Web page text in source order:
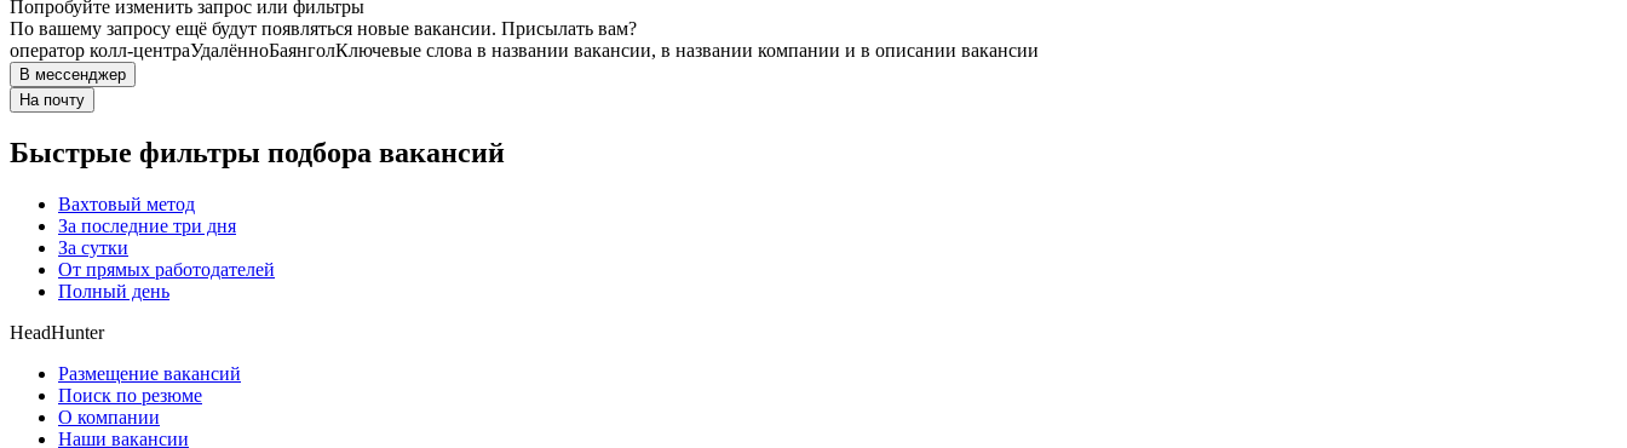
Попробуйте изменить запрос или фильтры
По вашему запросу ещё будут появляться новые вакансии. Присылать вам?
оператор колл-центраУдалённоБаянголКлючевые слова в названии вакансии, в названии компании и в описании вакансии
В мессенджер
На почту
Быстрые фильтры подбора вакансий
Вахтовый метод
За последние три дня
За сутки
От прямых работодателей
Полный день
HeadHunter
Размещение вакансий
Поиск по резюме
О компании
Наши вакансии